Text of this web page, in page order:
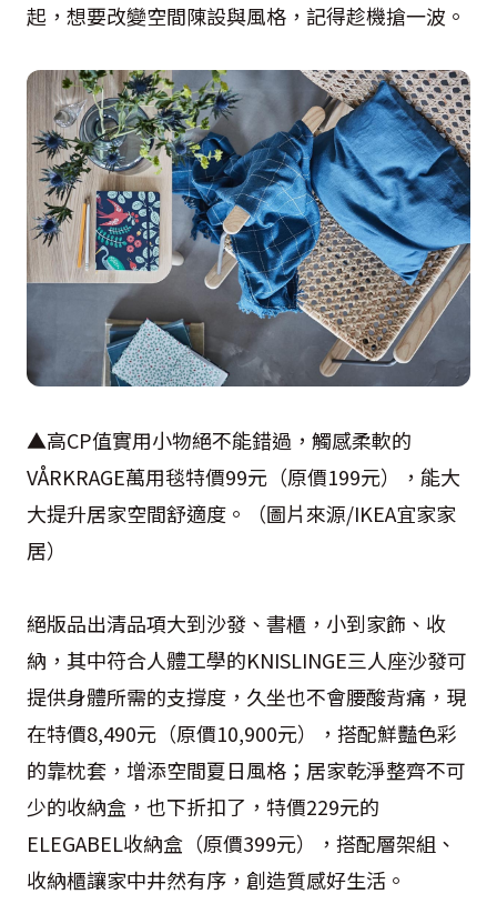
起，想要改變空間陳設與風格，記得趁機搶一波。
▲高CP值實用小物絕不能錯過，觸感柔軟的
VÅRKRAGE萬用毯特價99元（原價199元），能大
大提升居家空間舒適度。（圖片來源/IKEA宜家家
居）
絕版品出清品項大到沙發、書櫃，小到家飾、收
納，其中符合人體工學的KNISLINGE三人座沙發可
提供身體所需的支撐度，久坐也不會腰酸背痛，現
在特價8,490元（原價10,900元），搭配鮮豔色彩
的靠枕套，增添空間夏日風格；居家乾淨整齊不可
少的收納盒，也下折扣了，特價229元的
ELEGABEL收納盒（原價399元），搭配層架組、
收納櫃讓家中井然有序，創造質感好生活。